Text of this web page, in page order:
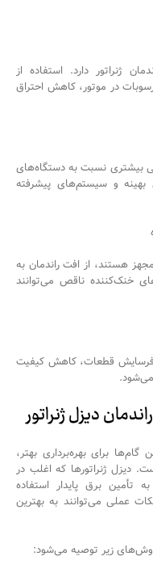
ژنراتور دارد. استفاده از
در موتور، کاهش احتراق
بیشتری نسبت به دستگاه‌های
بهینه و سیستم‌های پیشرفته
هستند، از افت راندمان به
خنک‌کننده ناقص می‌توانند
فرسایش قطعات، کاهش کیفیت
می‌شود.
دیزل ژنراتور
گام‌ها برای بهره‌برداری بهتر،
ژنراتورها که اغلب در
تأمین برق پایدار استفاده
عملی می‌توانند به بهترین
روش‌های زیر توصیه می‌شود: